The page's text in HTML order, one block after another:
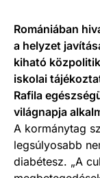
Romániában
a helyzet
kiható
iskolai
Rafila
világnapja
A kormánytag
legsúlyosabb
diabétesz. „A